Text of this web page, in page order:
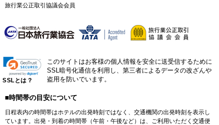
旅行業公正取引協議会会員
SSLとは？
このサイトはお客様の個人情報を安全に送受信するために
SSL暗号化通信を利用し、第三者によるデータの改ざんや
盗用を防いでいます。
■時間帯の目安について
日程表内の時間帯はホテルの出発時刻ではなく、交通機関の出発時刻を表示し
ています。出発・到着の時間帯（午前・午後など）は、ご利用いただく交通便